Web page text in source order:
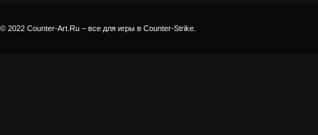
© 2022 Counter-Art.Ru – все для игры в Counter-Strike.